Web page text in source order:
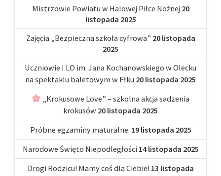
Mistrzowie Powiatu w Halowej Piłce Nożnej 20
listopada 2025
Zajęcia „Bezpieczna szkoła cyfrowa” 20 listopada
2025
Uczniowie I LO im. Jana Kochanowskiego w Olecku
na spektaklu baletowym w Ełku 20 listopada 2025
„Krokusowe Love” – szkolna akcja sadzenia
krokusów 20 listopada 2025
Próbne egzaminy maturalne. 19 listopada 2025
Narodowe Święto Niepodległości 14 listopada 2025
Drogi Rodzicu! Mamy coś dla Ciebie! 13 listopada